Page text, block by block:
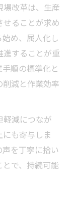
改革は、生産
ることが求め
め、属人化し
進することが重
順の標準化と
減と作業効率
軽減につなが
も寄与しま
を丁寧に拾い
で、持続可能